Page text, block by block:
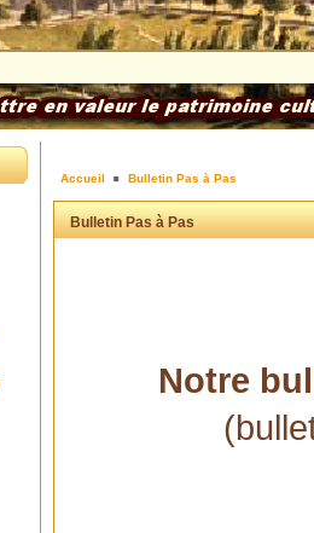
Accueil Bulletin Pas à Pas
Bulletin Pas à Pas
Notre